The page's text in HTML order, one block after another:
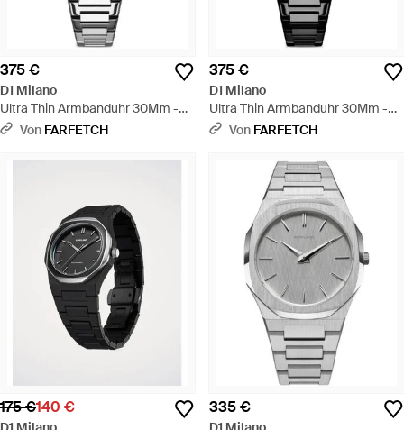
375 €
D1 Milano
Ultra Thin Armbanduhr 30Mm -
GrauVon FARFETCH
375 €
D1 Milano
Ultra Thin Armbanduhr 30Mm -
Schwarz
Von FARFETCH
175 €140 € 335 €